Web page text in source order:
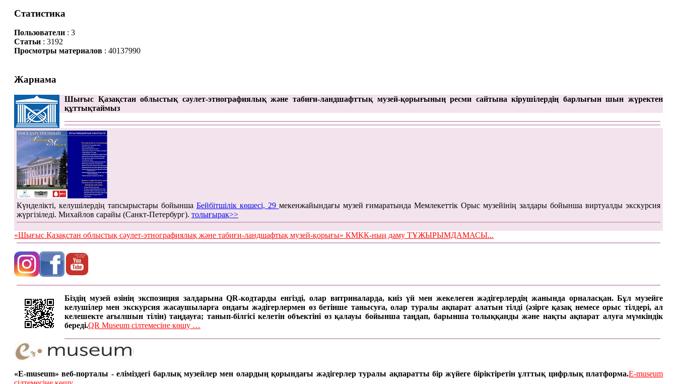
Статистика
Пользователи: 3
Статьи: 3192
Просмотры материалов: 40137990
Жарнама
Шығыс Қазақстан облыстық сәулет-этнографиялық және табиғи-ландшафттық музей-қорығының ресми сайтына кірушілердің барлығын шын жүректен
құттықтаймыз
Күнделікті, келушілердің тапсырыстары бойынша Бейбітшілік көшесі, 29 мекенжайындағы музей ғимаратында Мемлекеттік Орыс музейінің залдары бойынша виртуалды экскурсия
жүргізіледі. Михайлов сарайы (Санкт-Петербург). толығырақ>>
«Шығыс Қазақстан облыстық сәулет-этнографиялық және табиғи-ландшафтық музей-қорығы» КМҚК-ның даму ТҰЖЫРЫМДАМАСЫ...
Біздің музей өзінің экспозиция залдарына QR-кодтарды енгізді, олар витриналарда, киіз үй мен жекелеген жәдігерлердің жанында орналасқан. Бұл музейге
келушілер мен экскурсия жасаушыларға ондағы жәдігерлермен өз бетінше танысуға, олар туралы ақпарат алатын тілді (әзірге қазақ немесе орыс тілдері, ал
келешекте ағылшын тілін) таңдауға; танып-білгісі келетін объектіні өз қалауы бойынша таңдап, барынша толыққанды және нақты ақпарат алуға мүмкіндік
береді.QR Museum сілтемесіне көшу …
«E-museum» веб-порталы - еліміздегі барлық музейлер мен олардың қорындағы жәдігерлер туралы ақпаратты бір жүйеге біріктіретін ұлттық цифрлық платформа.E-museum